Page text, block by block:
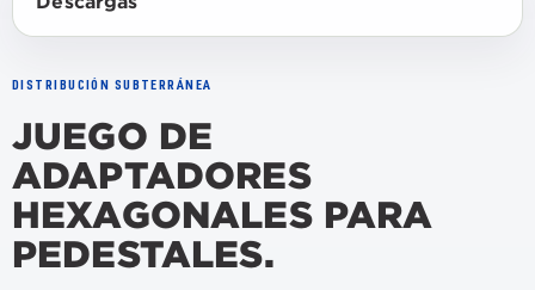
DISTRIBUCIÓN SUBTERRÁNEA
JUEGO DE
ADAPTADORES
HEXAGONALES PARA
PEDESTALES.